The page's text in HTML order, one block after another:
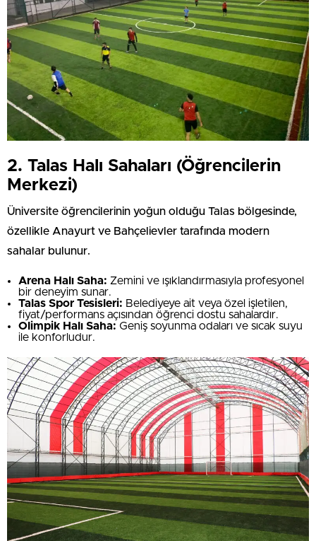
2. Talas Halı Sahaları (Öğrencilerin
Merkezi)
Üniversite öğrencilerinin yoğun olduğu Talas bölgesinde,
özellikle Anayurt ve Bahçelievler tarafında modern
sahalar bulunur.
Arena Halı Saha: Zemini ve ışıklandırmasıyla profesyonel
bir deneyim sunar.
Talas Spor Tesisleri: Belediyeye ait veya özel işletilen,
fiyat/performans açısından öğrenci dostu sahalardır.
Olimpik Halı Saha: Geniş soyunma odaları ve sıcak suyu
ile konforludur.